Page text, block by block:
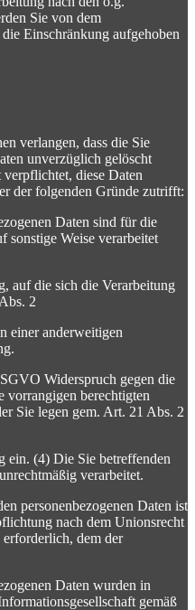
Sie von dem
Einschränkung aufgehoben
verlangen, dass die Sie
unverzüglich gelöscht
diese Daten
der folgenden Gründe zutrifft:
Daten sind für die
sonstige Weise verarbeitet
auf die sich die Verarbeitung
2
einer anderweitigen
Widerspruch gegen die
vorrangigen berechtigten
Sie legen gem. Art. 21 Abs. 2
ein. (4) Die Sie betreffenden
verarbeitet.
personenbezogenen Daten ist
nach dem Unionsrecht
dem der
Daten wurden in
gemäß